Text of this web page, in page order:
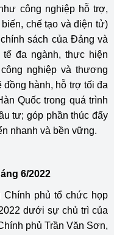
công nghiệp hỗ trợ,
chế tạo và điện tử)
sách của Đảng và
đa ngành, thực hiện
nghiệp và thương
hành, hỗ trợ tối đa
Quốc trong quá trình
tư; góp phần thúc đẩy
nhanh và bền vững.
6/2022
Chính phủ tổ chức họp
dưới sự chủ trì của
phủ Trần Văn Sơn,